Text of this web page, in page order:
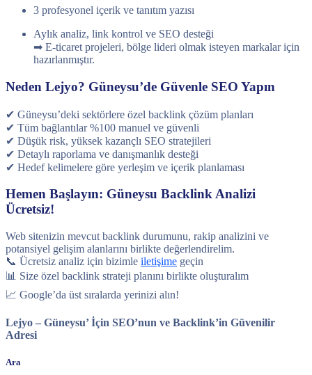
3 profesyonel içerik ve tanıtım yazısı
Aylık analiz, link kontrol ve SEO desteği
➡ E-ticaret projeleri, bölge lideri olmak isteyen markalar için
hazırlanmıştır.
Neden Lejyo? Güneysu’de Güvenle SEO Yapın
✔ Güneysu’deki sektörlere özel backlink çözüm planları
✔ Tüm bağlantılar %100 manuel ve güvenli
✔ Düşük risk, yüksek kazançlı SEO stratejileri
✔ Detaylı raporlama ve danışmanlık desteği
✔ Hedef kelimelere göre yerleşim ve içerik planlaması
Hemen Başlayın: Güneysu Backlink Analizi
Ücretsiz!
Web sitenizin mevcut backlink durumunu, rakip analizini ve
potansiyel gelişim alanlarını birlikte değerlendirelim.
📞 Ücretsiz analiz için bizimle iletişime geçin
📊 Size özel backlink strateji planını birlikte oluşturalım
📈 Google’da üst sıralarda yerinizi alın!
Lejyo – Güneysu’ İçin SEO’nun ve Backlink’in Güvenilir
Adresi
Ara